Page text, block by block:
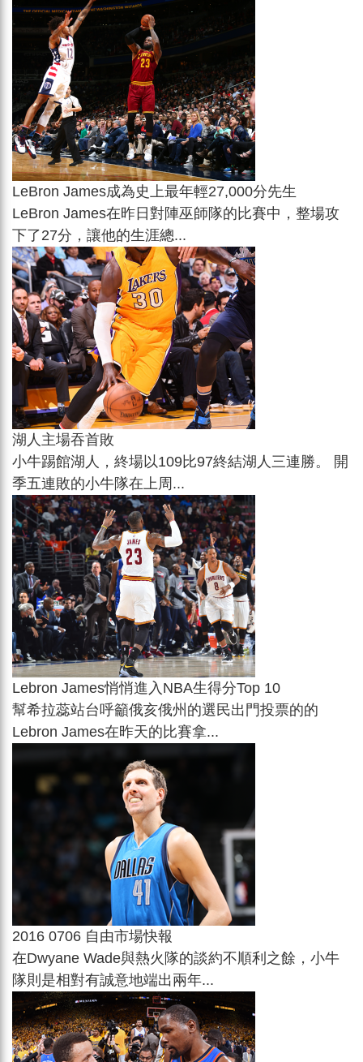
LeBron James成為史上最年輕27,000分先生
LeBron James在昨日對陣巫師隊的比賽中，整場攻
下了27分，讓他的生涯總...
湖人主場吞首敗
小牛踢館湖人，終場以109比97終結湖人三連勝。 開
季五連敗的小牛隊在上周...
Lebron James悄悄進入NBA生得分Top 10
幫希拉蕊站台呼籲俄亥俄州的選民出門投票的的
Lebron James在昨天的比賽拿...
2016 0706 自由市場快報
在Dwyane Wade與熱火隊的談約不順利之餘，小牛
隊則是相對有誠意地端出兩年...